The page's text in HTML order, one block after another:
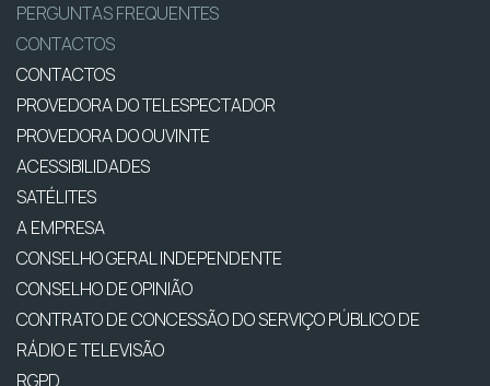
PERGUNTAS FREQUENTES
CONTACTOS
CONTACTOS
PROVEDORA DO TELESPECTADOR
PROVEDORA DO OUVINTE
ACESSIBILIDADES
SATÉLITES
A EMPRESA
CONSELHO GERAL INDEPENDENTE
CONSELHO DE OPINIÃO
CONTRATO DE CONCESSÃO DO SERVIÇO PÚBLICO DE
RÁDIO E TELEVISÃO
RGPD